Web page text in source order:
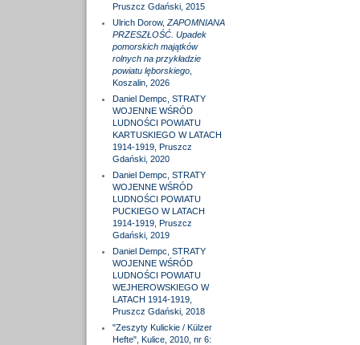
Pruszcz Gdański, 2015
Ulrich Dorow, ZAPOMNIANA
PRZESZŁOŚĆ. Upadek
pomorskich majątków
rolnych na przykładzie
powiatu lęborskiego,
Koszalin, 2026
Daniel Dempc, STRATY
WOJENNE WŚRÓD
LUDNOŚCI POWIATU
KARTUSKIEGO W LATACH
1914-1919, Pruszcz
Gdański, 2020
Daniel Dempc, STRATY
WOJENNE WŚRÓD
LUDNOŚCI POWIATU
PUCKIEGO W LATACH
1914-1919, Pruszcz
Gdański, 2019
Daniel Dempc, STRATY
WOJENNE WŚRÓD
LUDNOŚCI POWIATU
WEJHEROWSKIEGO W
LATACH 1914-1919,
Pruszcz Gdański, 2018
"Zeszyty Kulickie / Külzer
Hefte", Kulice, 2010, nr 6: